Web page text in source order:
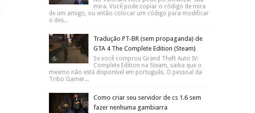
mira. Você pode copiar o código de mira
de um amigo, ou então colocar um código para modificar
o des...
Tradução PT-BR (sem propaganda) de
GTA 4 The Complete Edition (Steam)
Se você comprou Grand Theft Auto IV:
Complete Edition na Steam, saiba que o
mesmo não está disponível em português. O pessoal da
Tribo Gamer...
Como criar seu servidor de cs 1.6 sem
fazer nenhuma gambiarra